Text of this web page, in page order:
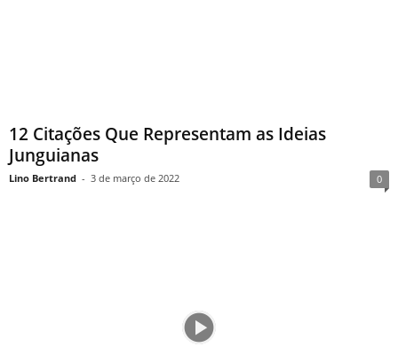
12 Citações Que Representam as Ideias
Junguianas
Lino Bertrand - 3 de março de 2022 0